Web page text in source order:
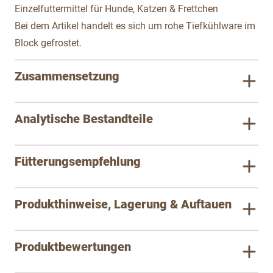
Einzelfuttermittel für Hunde, Katzen & Frettchen
Bei dem Artikel handelt es sich um rohe Tiefkühlware im
Block gefrostet.
Zusammensetzung
Analytische Bestandteile
Fütterungsempfehlung
Produkthinweise, Lagerung & Auftauen
Produktbewertungen